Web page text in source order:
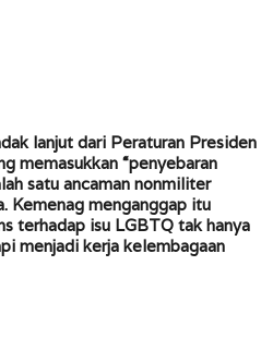
lanjut dari Peraturan Presiden
memasukkan “penyebaran
satu ancaman nonmiliter
Kemenag menganggap itu
terhadap isu LGBTQ tak hanya
menjadi kerja kelembagaan